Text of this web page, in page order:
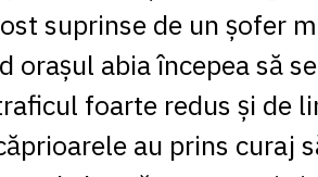
suprinse de un șofer
orașul abia începea să
foarte redus și de
au prins curaj